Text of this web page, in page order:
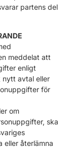
partens del
meddelat att
enligt
nytt avtal eller
för
om
ska
eller återlämna